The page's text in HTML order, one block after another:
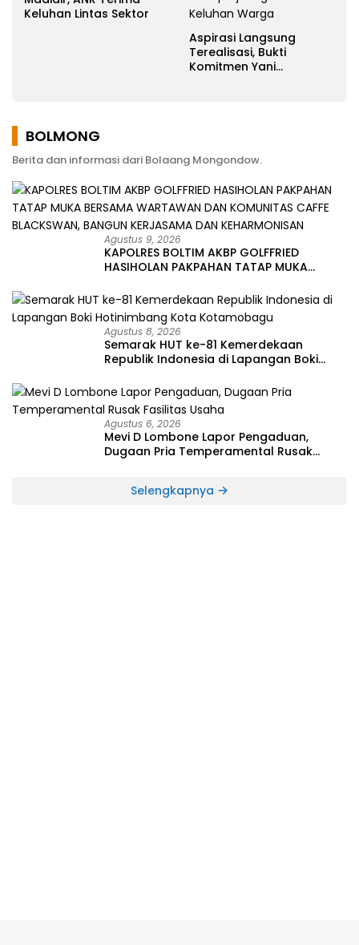
Keluhan Lintas Sektor
Aspirasi Langsung
Terealisasi, Bukti
Komitmen Yani
BOLMONG
Berita dan informasi dari Bolaang Mongondow.
Agustus 9, 2026
KAPOLRES BOLTIM AKBP GOLFFRIED
HASIHOLAN PAKPAHAN TATAP MUKA
CAFFE BLACKSWAN, BANGUN KERJASAMA
DAN KEHARMONISAN
Agustus 8, 2026
Semarak HUT ke-81 Kemerdekaan
Republik Indonesia di Lapangan Boki
Agustus 6, 2026
Mevi D Lombone Lapor Pengaduan,
Dugaan Pria Temperamental Rusak
Selengkapnya